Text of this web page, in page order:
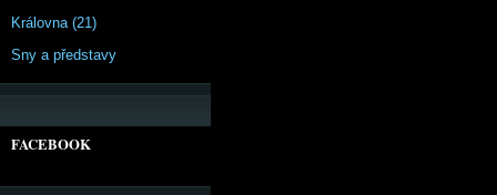
Královna (21)
Sny a představy
FACEBOOK